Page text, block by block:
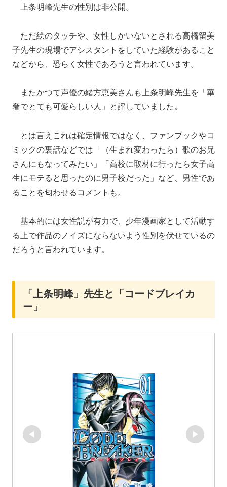
上条明峰先生の性別は非公開。
ただ絵のタッチや、女性しかいないとされる高橋留美
子先生の現場でアシスタントをしていた経験があること
などから、恐らく女性であろうと言われています。
またかつて声優の緒方恵美さんも上条明峰先生を「華
奢でとても可愛らしい人」と評していました。
とは言えこれは確定情報ではなく、ファンブックやコ
ミックの裏話などでは「（生まれ変わったら）歌のお兄
さんにもなってみたい」「高校に取材に行ったら女子高
生にモテると思ったのに男子校だった」など、男性であ
ることを匂わせるコメントも。
基本的には女性説が有力で、少年漫画家として活動す
る上で作品のノイズにならないよう性別を伏せているの
だろうと言われています。
「上条明峰」先生と「コードブレイカ
ー」